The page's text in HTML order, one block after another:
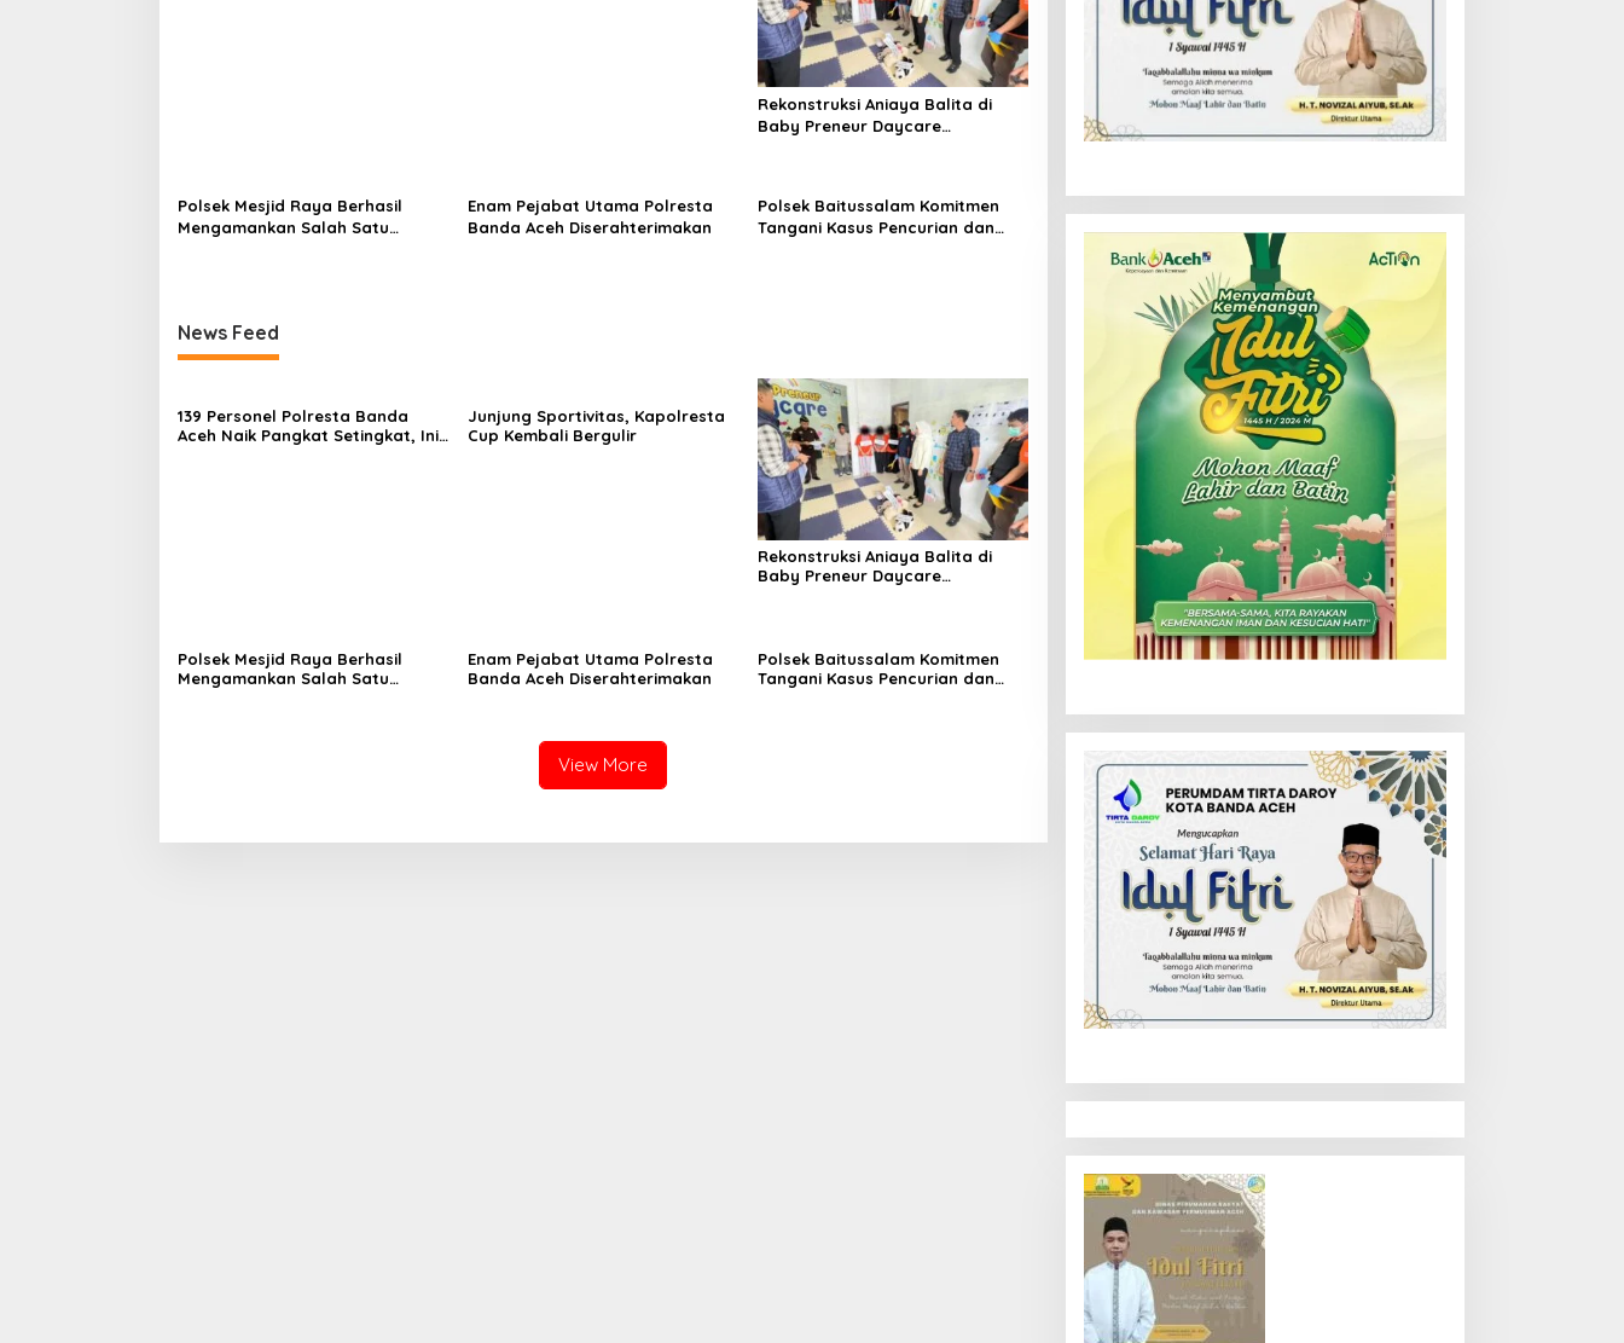
Rekonstruksi Aniaya Balita di
Baby Preneur Daycare
Polsek Mesjid Raya Berhasil
Mengamankan Salah Satu
Enam Pejabat Utama Polresta
Banda Aceh Diserahterimakan
Polsek Baitussalam Komitmen
Tangani Kasus Pencurian dan
News Feed
139 Personel Polresta Banda
Aceh Naik Pangkat Setingkat, Ini
Junjung Sportivitas, Kapolresta
Cup Kembali Bergulir
Rekonstruksi Aniaya Balita di
Baby Preneur Daycare
Polsek Mesjid Raya Berhasil
Mengamankan Salah Satu
Enam Pejabat Utama Polresta
Banda Aceh Diserahterimakan
Polsek Baitussalam Komitmen
Tangani Kasus Pencurian dan
View More